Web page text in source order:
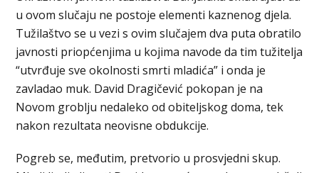
u ovom slučaju ne postoje elementi kaznenog djela.
Tužilaštvo se u vezi s ovim slučajem dva puta obratilo
javnosti priopćenjima u kojima navode da tim tužitelja
“utvrđuje sve okolnosti smrti mladića” i onda je
zavladao muk. David Dragičević pokopan je na
Novom groblju nedaleko od obiteljskog doma, tek
nakon rezultata neovisne obdukcije.
Pogreb se, međutim, pretvorio u prosvjedni skup.